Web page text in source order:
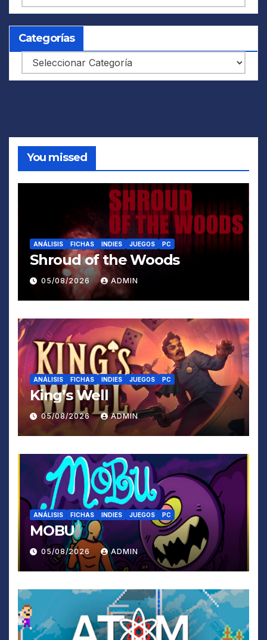
Categorías
Categorías
You missed
ANÁLISIS FICHAS INDIES JUEGOS PC
Shroud of the Woods
05/08/2026 ADMIN
ANÁLISIS FICHAS INDIES JUEGOS PC
King’s Well
05/08/2026 ADMIN
ANÁLISIS FICHAS INDIES JUEGOS PC
MOBU
05/08/2026 ADMIN